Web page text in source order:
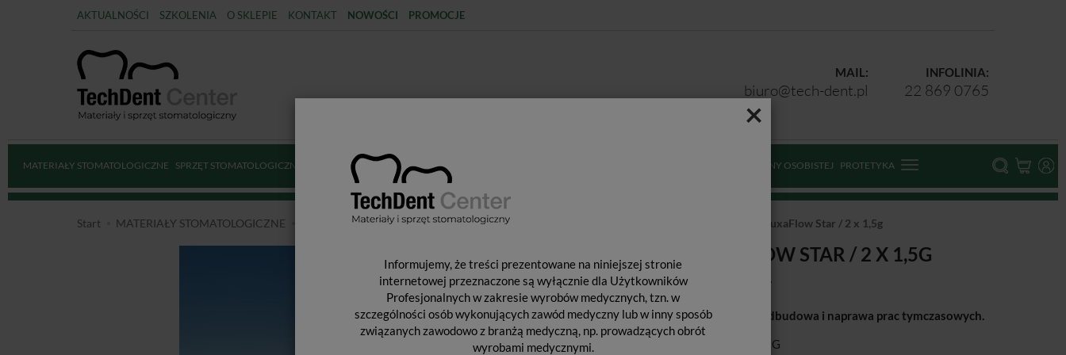
×
Informujemy, że treści prezentowane na niniejszej stronie
internetowej przeznaczone są wyłącznie dla Użytkowników
Profesjonalnych w zakresie wyrobów medycznych, tzn. w
szczególności osób wykonujących zawód medyczny lub w inny sposób
związanych zawodowo z branżą medyczną, np. prowadzących obrót
wyrobami medycznymi.
AKTUALNOŚCI SZKOLENIA O SKLEPIE KONTAKT NOWOŚCI PROMOCJE
INFOLINIA:
22 869 0765
MAIL:
biuro@tech-dent.pl
MATERIAŁY STOMATOLOGICZNE SPRZĘT STOMATOLOGICZNY DEZYNFEKCJA STERYLIZACJA ŚRODKI OCHRONY OSOBISTEJ PROTETYKA
Start MATERIAŁY STOMATOLOGICZNE MATERIAŁY WYPEŁNIAJĄCE I WIĄŻĄCE LuxaFlow Star / 2 x 1,5g
LUXAFLOW STAR / 2 X 1,5G
Estetyczna nadbudowa i naprawa prac tymczasowych.
DMG